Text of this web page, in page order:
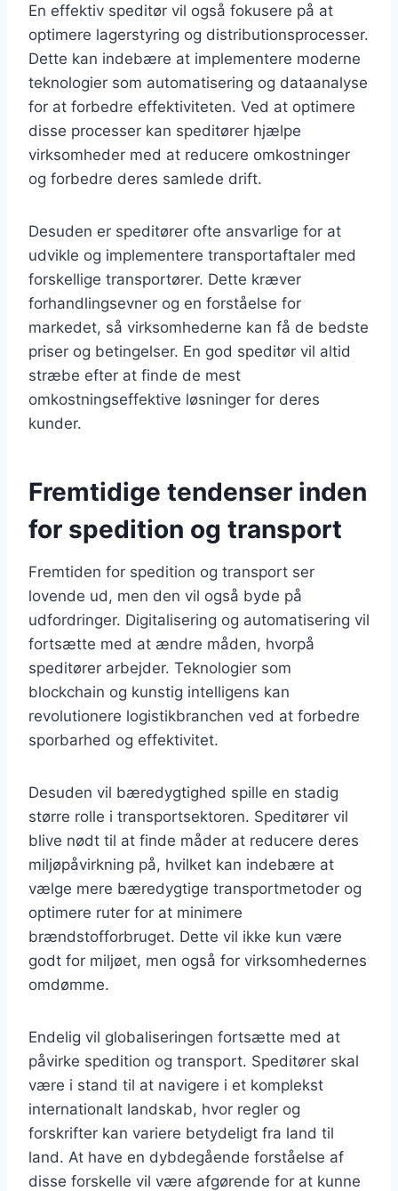
En effektiv speditør vil også fokusere på at
optimere lagerstyring og distributionsprocesser.
Dette kan indebære at implementere moderne
teknologier som automatisering og dataanalyse
for at forbedre effektiviteten. Ved at optimere
disse processer kan speditører hjælpe
virksomheder med at reducere omkostninger
og forbedre deres samlede drift.
Desuden er speditører ofte ansvarlige for at
udvikle og implementere transportaftaler med
forskellige transportører. Dette kræver
forhandlingsevner og en forståelse for
markedet, så virksomhederne kan få de bedste
priser og betingelser. En god speditør vil altid
stræbe efter at finde de mest
omkostningseffektive løsninger for deres
kunder.
Fremtidige tendenser inden
for spedition og transport
Fremtiden for spedition og transport ser
lovende ud, men den vil også byde på
udfordringer. Digitalisering og automatisering vil
fortsætte med at ændre måden, hvorpå
speditører arbejder. Teknologier som
blockchain og kunstig intelligens kan
revolutionere logistikbranchen ved at forbedre
sporbarhed og effektivitet.
Desuden vil bæredygtighed spille en stadig
større rolle i transportsektoren. Speditører vil
blive nødt til at finde måder at reducere deres
miljøpåvirkning på, hvilket kan indebære at
vælge mere bæredygtige transportmetoder og
optimere ruter for at minimere
brændstofforbruget. Dette vil ikke kun være
godt for miljøet, men også for virksomhedernes
omdømme.
Endelig vil globaliseringen fortsætte med at
påvirke spedition og transport. Speditører skal
være i stand til at navigere i et komplekst
internationalt landskab, hvor regler og
forskrifter kan variere betydeligt fra land til
land. At have en dybdegående forståelse af
disse forskelle vil være afgørende for at kunne